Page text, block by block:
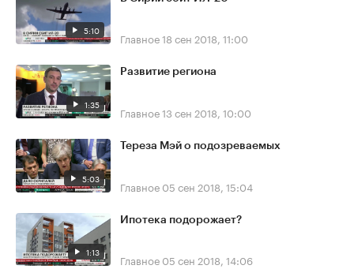
5:10 Главное18 сен 2018, 11:00
1:35
Развитие региона
Главное13 сен 2018, 10:00
5:03
Тереза Мэй о подозреваемых
Главное 05 сен 2018, 15:04
1:13
Ипотека подорожает?
Главное 05 сен 2018, 14:06